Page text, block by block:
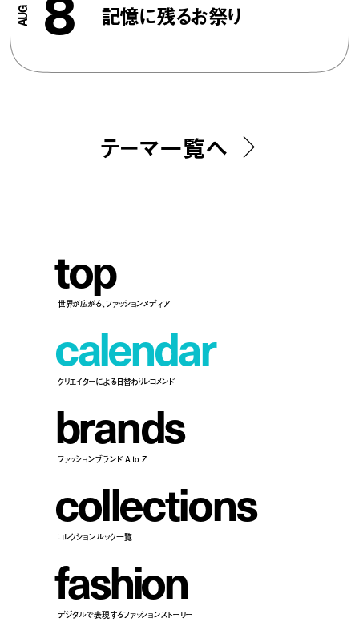
記憶に残るお祭り
テーマ一覧へ
top
世界が広がる、ファッションメディア
calendar
クリエイターによる日替わりレコメンド
brands
ファッションブランド A to Z
collections
コレクションルック一覧
fashion
デジタルで表現するファッションストーリー